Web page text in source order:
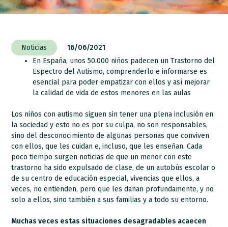
Noticias
16/06/2021
En España, unos 50.000 niños padecen un Trastorno del
Espectro del Autismo, comprenderlo e informarse es
esencial para poder empatizar con ellos y así mejorar
la calidad de vida de estos menores en las aulas
Los niños con autismo siguen sin tener una plena inclusión en
la sociedad y esto no es por su culpa, no son responsables,
sino del desconocimiento de algunas personas que conviven
con ellos, que les cuidan e, incluso, que les enseñan. Cada
poco tiempo surgen noticias de que un menor con este
trastorno ha sido expulsado de clase, de un autobús escolar o
de su centro de educación especial, vivencias que ellos, a
veces, no entienden, pero que les dañan profundamente, y no
solo a ellos, sino también a sus familias y a todo su entorno.
Muchas veces estas situaciones desagradables acaecen